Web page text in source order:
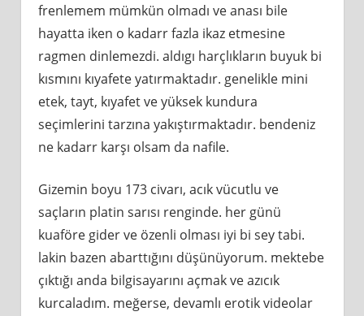
frenlemem mümkün olmadı ve anası bile
hayatta iken o kadarr fazla ikaz etmesine
ragmen dinlemezdi. aldıgı harçlıkların buyuk bi
kısmını kıyafete yatırmaktadır. genelikle mini
etek, tayt, kıyafet ve yüksek kundura
seçimlerini tarzına yakıştırmaktadır. bendeniz
ne kadarr karşı olsam da nafile.
Gizemin boyu 173 civarı, acık vücutlu ve
saçların platin sarısı renginde. her günü
kuaföre gider ve özenli olması iyi bi sey tabi.
lakin bazen abarttığını düşünüyorum. mektebe
çıktığı anda bilgisayarını açmak ve azıcık
kurcaladım. meğerse, devamlı erotik videolar